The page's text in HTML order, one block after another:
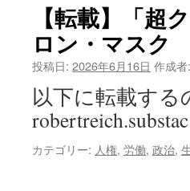
【転載】「超
ロン・マスク
投稿日: 2026年6月16日 作成者:
以下に転載す
カテゴリー: 人権, 労働, 政治,